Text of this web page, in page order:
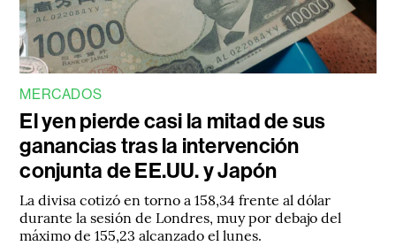
MERCADOS
El yen pierde casi la mitad de sus
ganancias tras la intervención
conjunta de EE.UU. y Japón
La divisa cotizó en torno a 158,34 frente al dólar
durante la sesión de Londres, muy por debajo del
máximo de 155,23 alcanzado el lunes.